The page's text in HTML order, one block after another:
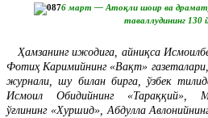
6 март — Атоқли шоир ва
таваллудининг 130
Ҳамзанинг ижодига, айниқса
Фотиҳ Каримийнинг «Вақт»
журнали, шу билан бирга, ўзбек
Исмоил Обидийнинг «Тараққий»,
ўғлининг «Хуршид», Абдулла